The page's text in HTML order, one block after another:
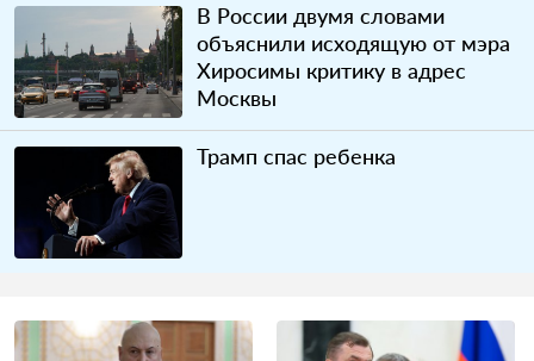
В России двумя словами
объяснили исходящую от мэра
Хиросимы критику в адрес
Москвы
Трамп спас ребенка